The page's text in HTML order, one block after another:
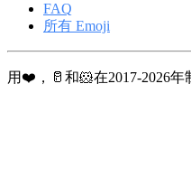
FAQ
所有 Emoji
用❤️，🥛和🐹在2017-2026年